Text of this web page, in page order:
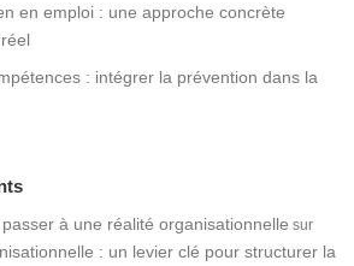
en emploi : une approche concrète
: intégrer la prévention dans la
à une réalité organisationnelle sur
: un levier clé pour structurer la